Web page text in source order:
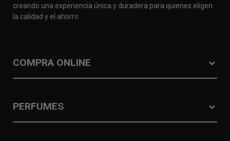
creando una experiencia única y duradera para quienes eligen
la calidad y el ahorro.
COMPRA ONLINE
PERFUMES